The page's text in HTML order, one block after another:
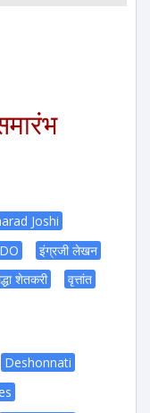
Joshi
इंग्रजी लेखन
शेतकरी
वृत्तांत
Deshonnati